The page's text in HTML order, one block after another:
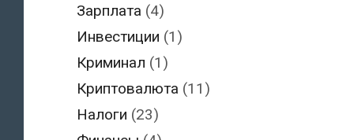
Зарплата (4)
Инвестиции (1)
Криминал (1)
Криптовалюта (11)
Налоги (23)